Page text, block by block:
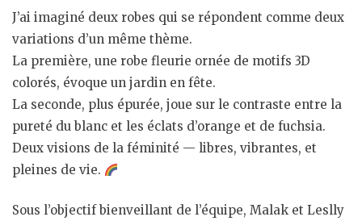
J’ai imaginé deux robes qui se répondent comme deux
variations d’un même thème.
La première, une robe fleurie ornée de motifs 3D
colorés, évoque un jardin en fête.
La seconde, plus épurée, joue sur le contraste entre la
pureté du blanc et les éclats d’orange et de fuchsia.
Deux visions de la féminité — libres, vibrantes, et
pleines de vie.
Sous l’objectif bienveillant de l’équipe, Malak et Leslly